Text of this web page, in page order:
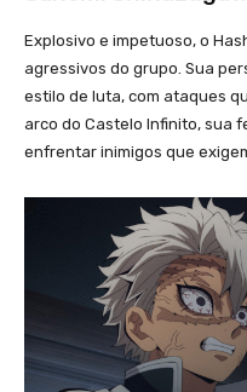
Explosivo e impetuoso, o
agressivos do grupo. Sua
estilo de luta, com ataques
arco do Castelo Infinito, sua
enfrentar inimigos que